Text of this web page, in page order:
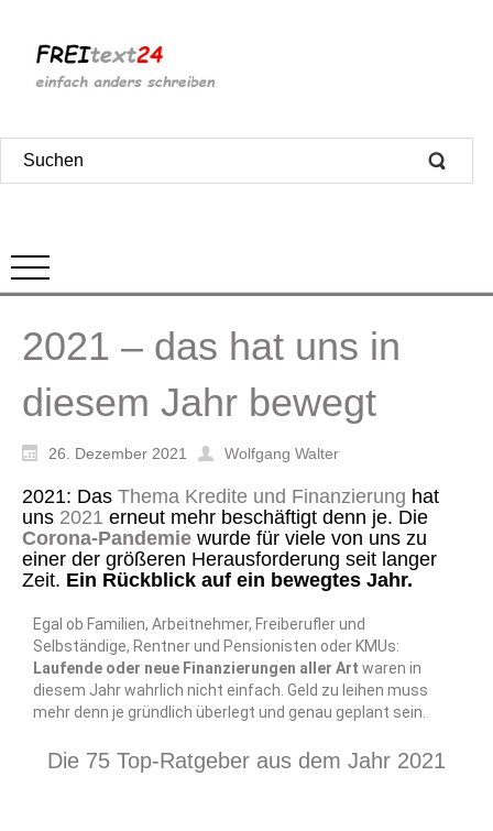
2021 – das hat uns in
diesem Jahr bewegt
26. Dezember 2021 Wolfgang Walter
2021: Das Thema Kredite und Finanzierung hat
uns 2021 erneut mehr beschäftigt denn je. Die
Corona-Pandemie wurde für viele von uns zu
einer der größeren Herausforderung seit langer
Zeit. Ein Rückblick auf ein bewegtes Jahr.
Egal ob Familien, Arbeitnehmer, Freiberufler und
Selbständige, Rentner und Pensionisten oder KMUs:
Laufende oder neue Finanzierungen aller Art waren in
diesem Jahr wahrlich nicht einfach. Geld zu leihen muss
mehr denn je gründlich überlegt und genau geplant sein.
Die 75 Top-Ratgeber aus dem Jahr 2021